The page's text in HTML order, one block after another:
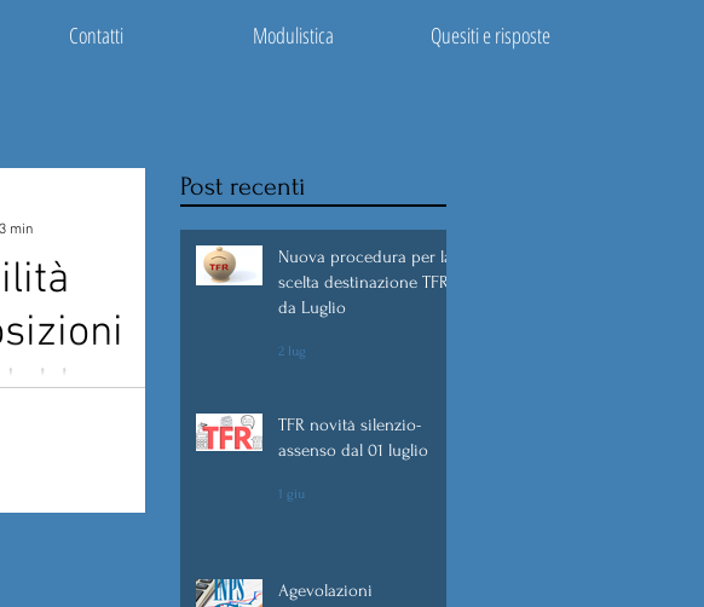
Contatti Modulistica Quesiti e risposte
lavoro
Camera dei...
min
Post recenti
Nuova procedura per la
scelta destinazione TFR
da Luglio
2 lug
TFR novità silenzio-
assenso dal 01 luglio
1 giu
Agevolazioni